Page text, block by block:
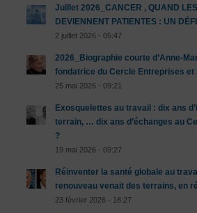
Juillet 2026_CANCER , QUAND
DEVIENNENT PATIENTES : UN DÉFI
2 juillet 2026 - 05:47
2026_Biographie courte d’Anne-
fondatrice du Cercle Entreprises et
25 mai 2026 - 09:21
Exosquelettes au travail : dix ans
terrain, … dix ans d’échanges au
?
19 mai 2026 - 09:27
Réinventer la santé globale au
renouveau venait des terrains, en
23 février 2026 - 18:27